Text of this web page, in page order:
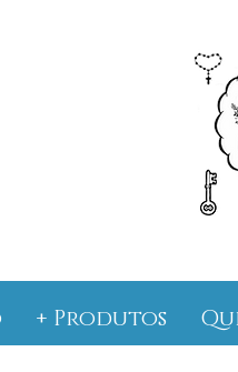
+ Produtos